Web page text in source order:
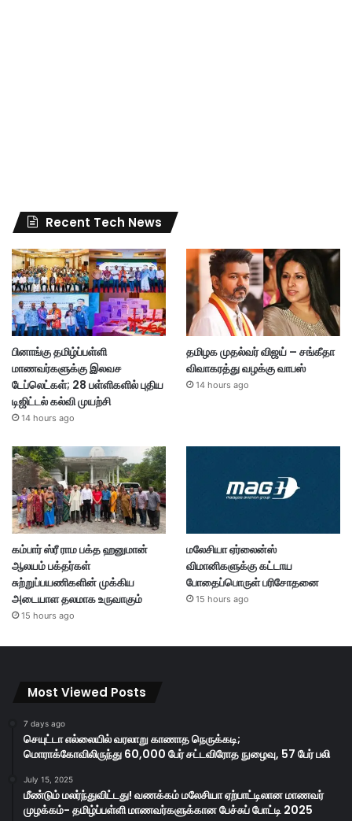
Recent Tech News
பினாங்கு தமிழ்ப்பள்ளி
மாணவர்களுக்கு இலவச
டேப்லெட்கள்; 28 பள்ளிகளில் புதிய
டிஜிட்டல் கல்வி முயற்சி
14 hours ago
தமிழக முதல்வர் விஜய் – சங்கீதா
விவாகரத்து வழக்கு வாபஸ்
14 hours ago
கம்பார் ஸ்ரீ ராம பக்த ஹனுமான்
ஆலயம் பக்தர்கள்
சுற்றுப்பயணிகளின் முக்கிய
அடையாள தலமாக உருவாகும்
15 hours ago
மலேசியா ஏர்லைன்ஸ்
விமானிகளுக்கு கட்டாய
போதைப்பொருள் பரிசோதனை
15 hours ago
Most Viewed Posts
7 days ago
செயுட்டா எல்லையில் வரலாறு காணாத நெருக்கடி;
மொராக்கோவிலிருந்து 60,000 பேர் சட்டவிரோத நுழைவு, 57 பேர் பலி
July 15, 2025
மீண்டும் மலர்ந்துவிட்டது! வணக்கம் மலேசியா ஏற்பாட்டிலான மாணவர்
முழக்கம்- தமிழ்ப்பள்ளி மாணவர்களுக்கான பேச்சுப் போட்டி 2025